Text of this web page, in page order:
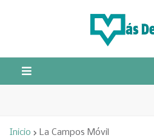
Inicio La Campos Móvil